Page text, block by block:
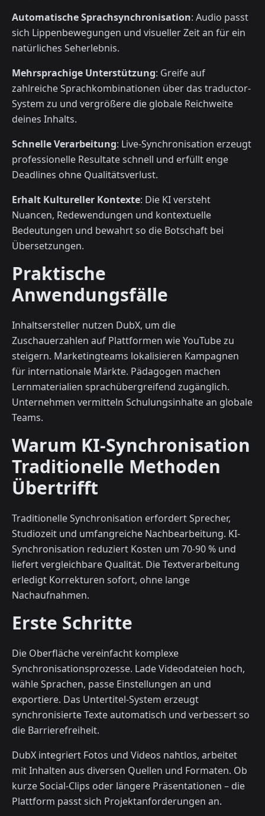
Automatische Sprachsynchronisation: Audio passt
sich Lippenbewegungen und visueller Zeit an für ein
natürliches Seherlebnis.
Mehrsprachige Unterstützung: Greife auf
zahlreiche Sprachkombinationen über das traductor-
System zu und vergrößere die globale Reichweite
deines Inhalts.
Schnelle Verarbeitung: Live-Synchronisation erzeugt
professionelle Resultate schnell und erfüllt enge
Deadlines ohne Qualitätsverlust.
Erhalt Kultureller Kontexte: Die KI versteht
Nuancen, Redewendungen und kontextuelle
Bedeutungen und bewahrt so die Botschaft bei
Übersetzungen.
Praktische
Anwendungsfälle
Inhaltsersteller nutzen DubX, um die
Zuschauerzahlen auf Plattformen wie YouTube zu
steigern. Marketingteams lokalisieren Kampagnen
für internationale Märkte. Pädagogen machen
Lernmaterialien sprachübergreifend zugänglich.
Unternehmen vermitteln Schulungsinhalte an globale
Teams.
Warum KI-Synchronisation
Traditionelle Methoden
Übertrifft
Traditionelle Synchronisation erfordert Sprecher,
Studiozeit und umfangreiche Nachbearbeitung. KI-
Synchronisation reduziert Kosten um 70-90 % und
liefert vergleichbare Qualität. Die Textverarbeitung
erledigt Korrekturen sofort, ohne lange
Nachaufnahmen.
Erste Schritte
Die Oberfläche vereinfacht komplexe
Synchronisationsprozesse. Lade Videodateien hoch,
wähle Sprachen, passe Einstellungen an und
exportiere. Das Untertitel-System erzeugt
synchronisierte Texte automatisch und verbessert so
die Barrierefreiheit.
DubX integriert Fotos und Videos nahtlos, arbeitet
mit Inhalten aus diversen Quellen und Formaten. Ob
kurze Social-Clips oder längere Präsentationen – die
Plattform passt sich Projektanforderungen an.